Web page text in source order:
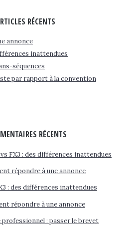
RÉCENTS
annonce
inattendues
séquences
par rapport à la convention
RÉCENTS
FX3 : des différences inattendues
répondre à une annonce
: des différences inattendues
répondre à une annonce
professionnel : passer le brevet